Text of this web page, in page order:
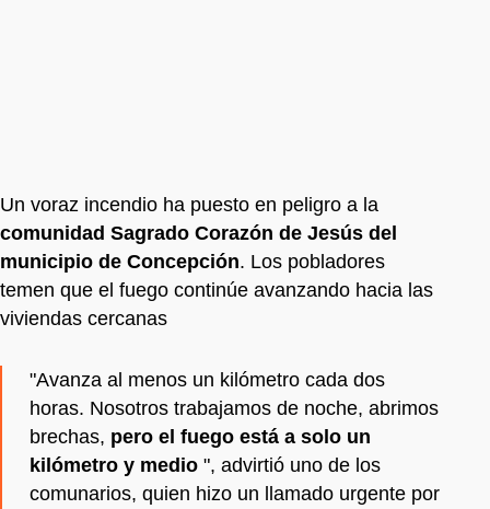
Un voraz incendio ha puesto en peligro a la
comunidad Sagrado Corazón de Jesús del
municipio de Concepción. Los pobladores
temen que el fuego continúe avanzando hacia las
viviendas cercanas
"Avanza al menos un kilómetro cada dos
horas. Nosotros trabajamos de noche, abrimos
brechas, pero el fuego está a solo un
kilómetro y medio ", advirtió uno de los
comunarios, quien hizo un llamado urgente por